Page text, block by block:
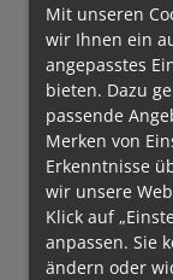
Mit unseren
wir Ihnen ein
angepasstes
bieten. Dazu
passende
Merken von
Erkenntnisse
wir unsere
Klick auf
anpassen. Sie
ändern oder